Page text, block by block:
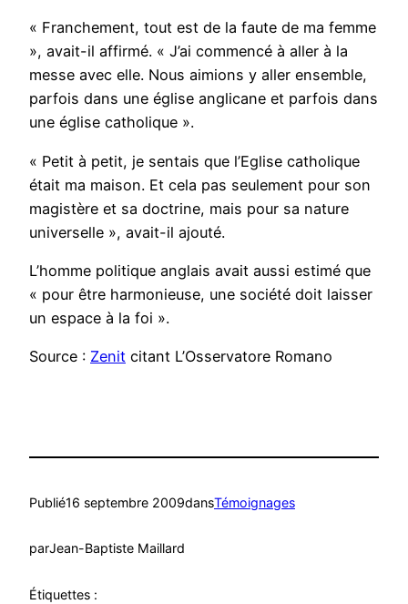
« Franchement, tout est de la faute de ma femme
», avait-il affirmé. « J’ai commencé à aller à la
messe avec elle. Nous aimions y aller ensemble,
parfois dans une église anglicane et parfois dans
une église catholique ».
« Petit à petit, je sentais que l’Eglise catholique
était ma maison. Et cela pas seulement pour son
magistère et sa doctrine, mais pour sa nature
universelle », avait-il ajouté.
L’homme politique anglais avait aussi estimé que
« pour être harmonieuse, une société doit laisser
un espace à la foi ».
Source : Zenit citant L’Osservatore Romano
Publié16 septembre 2009dansTémoignages
parJean-Baptiste Maillard
Étiquettes :